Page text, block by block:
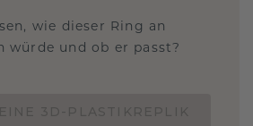
wie dieser Ring an
würde und ob er passt?